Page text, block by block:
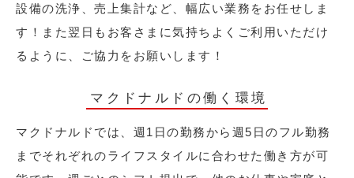
設備の洗浄、売上集計など、幅広い業務をお任せしま
す！また翌日もお客さまに気持ちよくご利用いただけ
るように、ご協力をお願いします！
マクドナルドの働く環境
マクドナルドでは、週1日の勤務から週5日のフル勤務
までそれぞれのライフスタイルに合わせた働き方が可